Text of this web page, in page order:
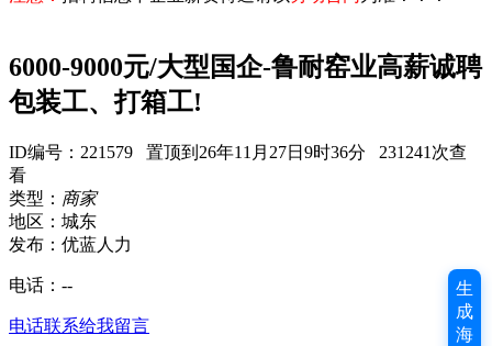
6000-9000元/大型国企-鲁耐窑业高薪诚聘
包装工、打箱工!
ID编号：221579 置顶到26年11月27日9时36分 231241次查
看
类型： 商家
地区：城东
发布：优蓝人力
电话： --
电话联系给我留言
生
成
海